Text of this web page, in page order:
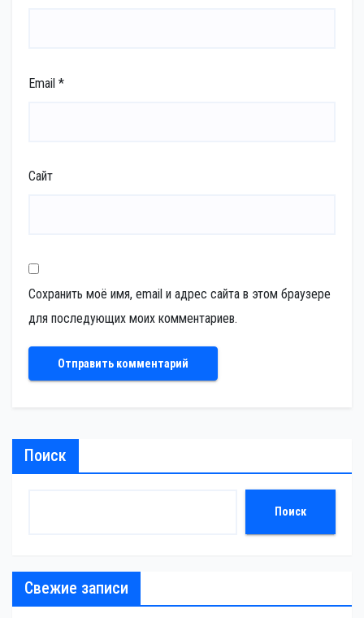
Email *
Сайт
Сохранить моё имя, email и адрес сайта в этом браузере
для последующих моих комментариев.
Поиск
Поиск
Свежие записи